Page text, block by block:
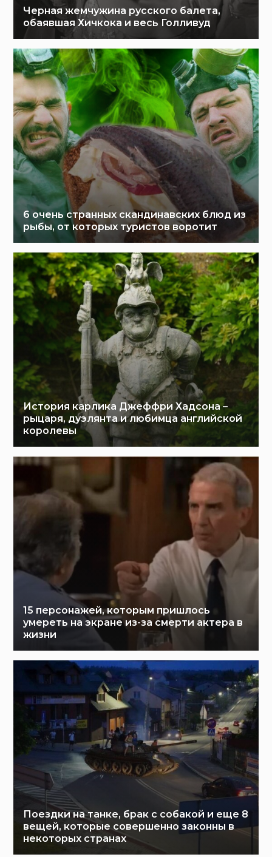
Черная жемчужина русского балета,
обаявшая Хичкока и весь Голливуд
6 очень странных скандинавских блюд из
рыбы, от которых туристов воротит
История карлика Джеффри Хадсона –
рыцаря, дуэлянта и любимца английской
королевы
15 персонажей, которым пришлось
умереть на экране из-за смерти актера в
жизни
Поездки на танке, брак с собакой и еще 8
вещей, которые совершенно законны в
некоторых странах